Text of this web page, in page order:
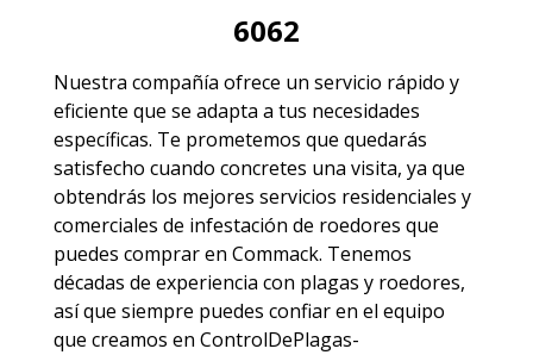
6062
Nuestra compañía ofrece un servicio rápido y
eficiente que se adapta a tus necesidades
específicas. Te prometemos que quedarás
satisfecho cuando concretes una visita, ya que
obtendrás los mejores servicios residenciales y
comerciales de infestación de roedores que
puedes comprar en Commack. Tenemos
décadas de experiencia con plagas y roedores,
así que siempre puedes confiar en el equipo
que creamos en ControlDePlagas-